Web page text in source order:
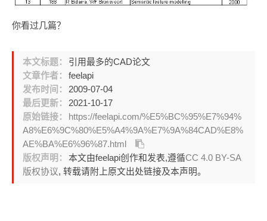
你看过几篇？
本文标题：
引用最多的CAD论文
文章作者：
feelapi
发布时间：
2009-07-04
最后更新：
2021-10-17
原始链接：
https://feelapi.com/%E5%BC%95%E7%94%
A8%E6%9C%80%E5%A4%9A%E7%9A%84CAD%E8%
AE%BA%E6%96%87.html
版权声明：
本文由feelapi创作和发表,遵循CC 4.0 BY-SA
版权协议, 转载请附上原文出处链接及本声明。